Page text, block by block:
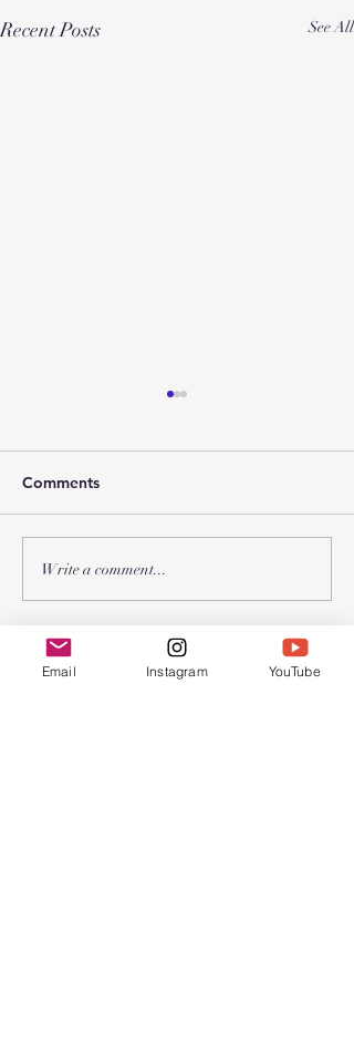
Recent Posts See All
2026年 受难节和复活节聚
会
Comments
Write a comment...
Chinese Bible
Email Instagram YouTube